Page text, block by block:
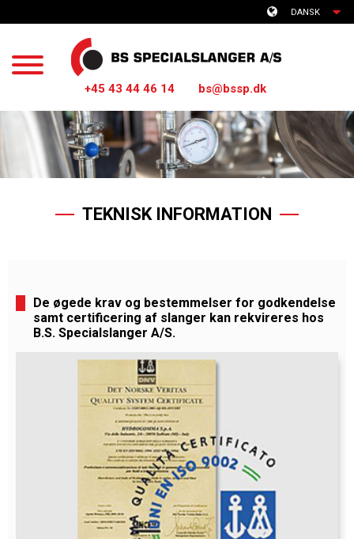
DANSK
+45 43 44 46 14 bs@bssp.dk
TEKNISK INFORMATION
De øgede krav og bestemmelser for godkendelse
samt certificering af slanger kan rekvireres hos
B.S. Specialslanger A/S.